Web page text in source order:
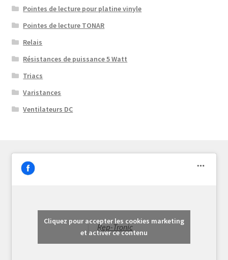
Pointes de lecture pour platine vinyle
Pointes de lecture TONAR
Relais
Résistances de puissance 5 Watt
Triacs
Varistances
Ventilateurs DC
Rep-Tronic
Cliquez pour accepter les cookies marketing
et activer ce contenu